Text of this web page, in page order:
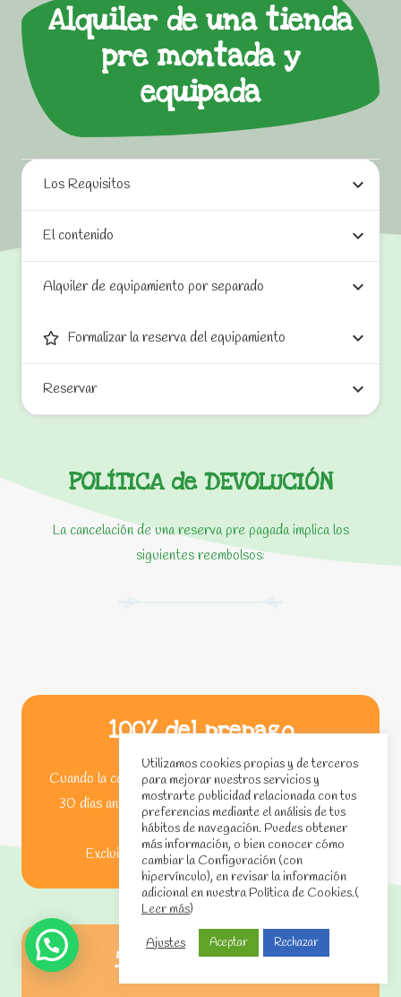
Alquiler de una tienda
pre montada y
equipada
Los Requisitos
El contenido
Alquiler de equipamiento por separado
Formalizar la reserva del equipamiento
Reservar
POLÍTICA de DEVOLUCIÓN
La cancelación de una reserva pre pagada implica los
siguientes reembolsos:
100% del prepago
Cuando la cancelación de la reserva se realiza más de
30 días antes de la fecha de llegada programada y
reservada.
Excluida una tasa administrativa de 25€
50% del prepago
Utilizamos cookies propias y de terceros
para mejorar nuestros servicios y
mostrarte publicidad relacionada con tus
preferencias mediante el análisis de tus
hábitos de navegación. Puedes obtener
más información, o bien conocer cómo
cambiar la Configuración (con
hipervínculo), en revisar la información
adicional en nuestra Política de Cookies.(
Leer más)
Ajustes
Aceptar Rechazar